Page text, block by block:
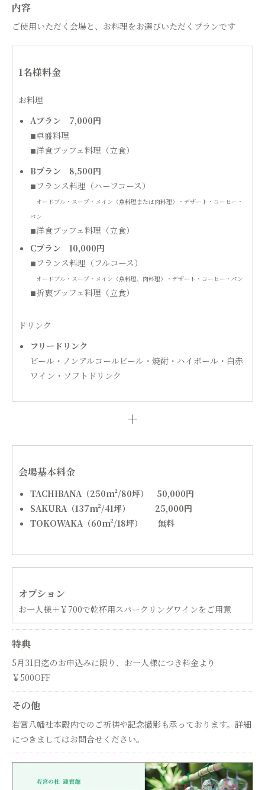
内容
ご使用いただく会場と、お料理をお選びいただくプランです
1名様料金
お料理
Aプラン 7,000円
■卓盛料理
■洋食ブッフェ料理（立食）
Bプラン 8,500円
■ フランス料理（ハーフコース）
オードブル・スープ・メイン（魚料理または肉料理）・デザート・コーヒー・
パン
■洋食ブッフェ料理（立食）
Cプラン 10,000円
■ フランス料理（フルコース）
オードブル・スープ・メイン（魚料理、肉料理）・デザート・コーヒー・パン
■折衷ブッフェ料理（立食）
ドリンク
フリードリンク
ビール・ノンアルコールビール・焼酎・ハイボール・白赤
ワイン・ソフトドリンク
+
会場基本料金
TACHIBANA（250m²/80坪） 50,000円
SAKURA（137m²/41坪） 25,000円
TOKOWAKA（60m²/18坪） 無料
オプション
お一人様＋￥700で乾杯用スパークリングワインをご用意
特典
5月31日迄のお申込みに限り、お一人様につき料金より
￥500OFF
その他
若宮八幡社本殿内でのご祈祷や記念撮影も承っております。詳細
につきましてはお問合せください。